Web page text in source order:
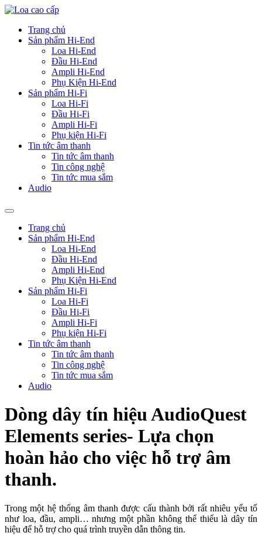
Trang chủ
Sản phẩm Hi-End
Loa Hi-End
Đầu Hi-End
Ampli Hi-End
Phụ Kiện Hi-End
Sản phẩm Hi-Fi
Loa Hi-Fi
Đầu Hi-Fi
Ampli Hi-Fi
Phụ kiện Hi-Fi
Tin tức âm thanh
Tin tức âm thanh
Tin công nghệ
Tin tức mua sắm
Audio
Trang chủ
Sản phẩm Hi-End
Loa Hi-End
Đầu Hi-End
Ampli Hi-End
Phụ Kiện Hi-End
Sản phẩm Hi-Fi
Loa Hi-Fi
Đầu Hi-Fi
Ampli Hi-Fi
Phụ kiện Hi-Fi
Tin tức âm thanh
Tin tức âm thanh
Tin công nghệ
Tin tức mua sắm
Audio
Dòng dây tín hiệu AudioQuest
Elements series- Lựa chọn
hoàn hảo cho việc hỗ trợ âm
thanh.
Trong một hệ thống âm thanh được cấu thành bởi rất nhiêu yếu tố
như loa, đầu, ampli… nhưng một phần không thể thiếu là dây tín
hiệu để hỗ trợ cho quá trình truyền dẫn thông tin.